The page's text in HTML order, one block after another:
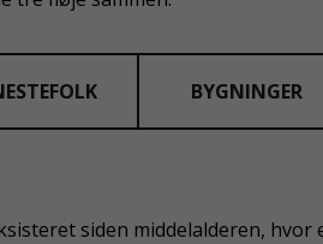
BYGNINGER
siden middelalderen, hvor